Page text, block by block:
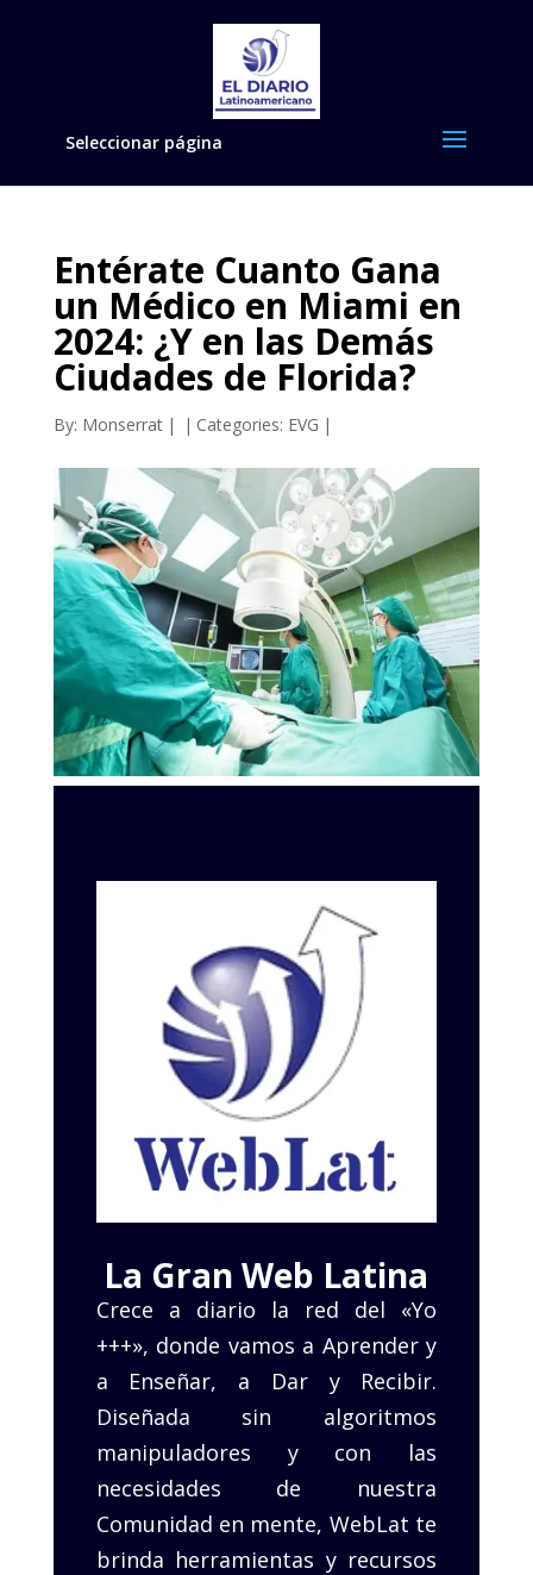
Seleccionar página
Entérate Cuanto Gana
un Médico en Miami en
2024: ¿Y en las Demás
Ciudades de Florida?
By: Monserrat | | Categories: EVG |
La Gran Web Latina
Crece a diario la red del «Yo
+++», donde vamos a Aprender y
a Enseñar, a Dar y Recibir.
Diseñada sin algoritmos
manipuladores y con las
necesidades de nuestra
Comunidad en mente, WebLat te
brinda herramientas y recursos